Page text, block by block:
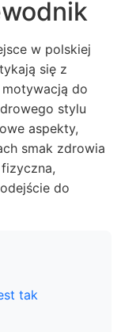
w polskiej
się z
do
stylu
aspekty,
smak zdrowia
do
tak